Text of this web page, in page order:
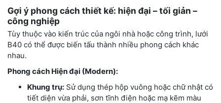
Gợi ý phong cách thiết kế: hiện đại – tối giản –
công nghiệp
Tùy thuộc vào kiến trúc của ngôi nhà hoặc công trình, lưới
B40 có thể được biến tấu thành nhiều phong cách khác
nhau.
Phong cách Hiện đại (Modern):
Khung trụ: Sử dụng thép hộp vuông hoặc chữ nhật có
tiết diện vừa phải, sơn tĩnh điện hoặc mạ kẽm màu